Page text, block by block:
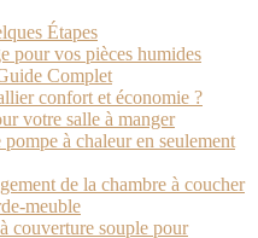
Étapes
pour vos pièces humides
Complet
confort et économie ?
votre salle à manger
à chaleur en seulement
de la chambre à coucher
meuble
couverture souple pour